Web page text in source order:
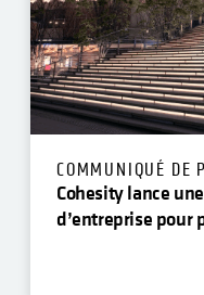
COMMUNIQUÉ DE
Cohesity lance
d’entreprise pour